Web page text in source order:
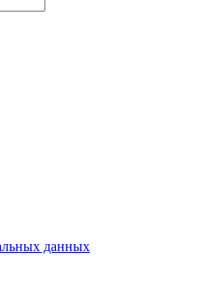
данных